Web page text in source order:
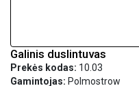
Galinis duslintuvas
Prekės kodas: 10.03
Gamintojas: Polmostrow